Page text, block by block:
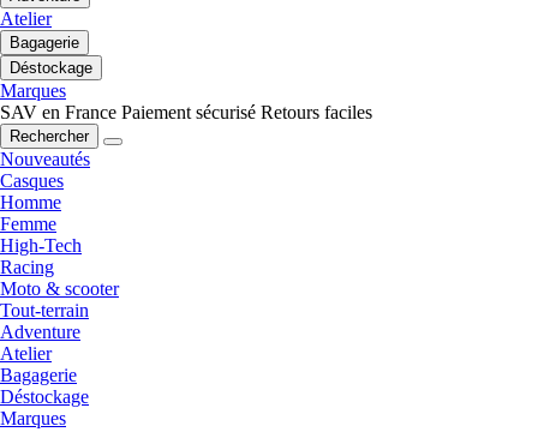
Atelier
Bagagerie
Déstockage
Marques
SAV en France Paiement sécurisé Retours faciles
Rechercher
Nouveautés
Casques
Homme
Femme
High-Tech
Racing
Moto & scooter
Tout-terrain
Adventure
Atelier
Bagagerie
Déstockage
Marques